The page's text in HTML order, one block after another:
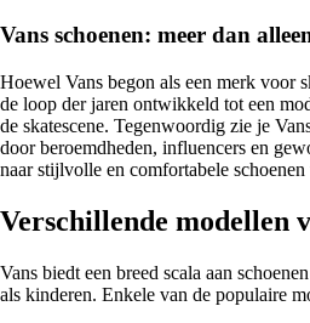
Vans schoenen: meer dan
Hoewel Vans begon als een merk voor
de loop der jaren ontwikkeld tot een
de skatescene. Tegenwoordig zie je
door beroemdheden, influencers en
naar stijlvolle en comfortabele
Verschillende modellen
Vans biedt een breed scala aan
als kinderen. Enkele van de populaire